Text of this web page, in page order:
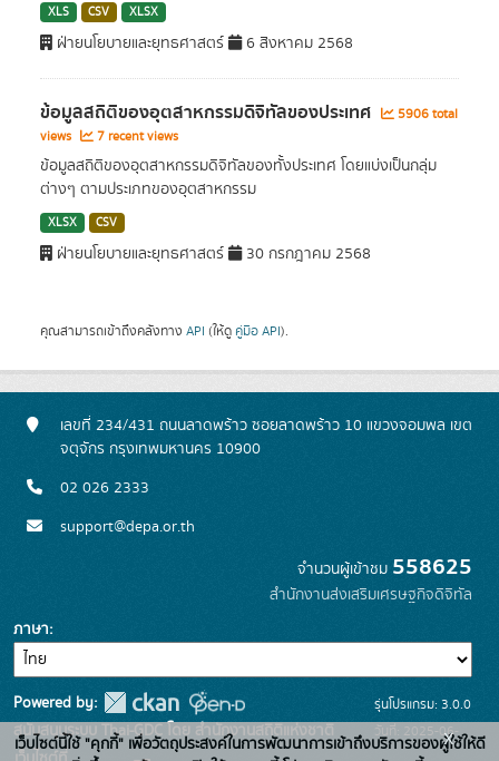
XLS CSV XLSX
ฝ่ายนโยบายและยุทธศาสตร์ 6 สิงหาคม 2568
ข้อมูลสถิติของอุตสาหกรรมดิจิทัลของประเทศ
5906 total
views
7 recent views
ข้อมูลสถิติของอุตสาหกรรมดิจิทัลของทั้งประเทศ โดยแบ่งเป็นกลุ่ม
ต่างๆ ตามประเภทของอุตสาหกรรม
XLSX CSV
ฝ่ายนโยบายและยุทธศาสตร์ 30 กรกฎาคม 2568
คุณสามารถเข้าถึงคลังทาง API (ให้ดู คู่มือ API).
เลขที่ 234/431 ถนนลาดพร้าว ซอยลาดพร้าว 10 แขวงจอมพล เขต
จตุจักร กรุงเทพมหานคร 10900
02 026 2333
support@depa.or.th
จำนวนผู้เข้าชม 558625
สำนักงานส่งเสริมเศรษฐกิจดิจิทัล
ภาษา
Powered by:
สนับสนุนระบบ Thai-GDC โดย สำนักงานสถิติแห่งชาติ
รุ่นโปรแกรม: 3.0.0
วันที่: 2025-06-
เว็บไซต์นี้ใช้ "คุกกี้" เพื่อวัตถุประสงค์ในการพัฒนาการเข้าถึงบริการของผู้ใช้ให้ดี
x